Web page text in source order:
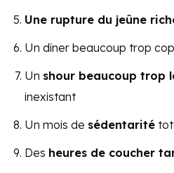
Une rupture du jeûne
Un dîner beaucoup trop
Un shour beaucoup trop
inexistant
Un mois de sédentarité
Des heures de coucher